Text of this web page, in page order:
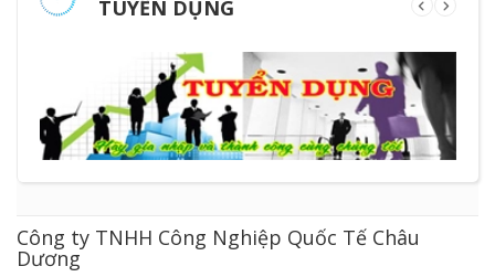
TUYỂN DỤNG
Công ty TNHH Công Nghiệp Quốc Tế Châu
Dương